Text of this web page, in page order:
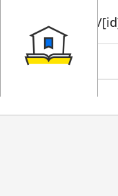
book/rent/